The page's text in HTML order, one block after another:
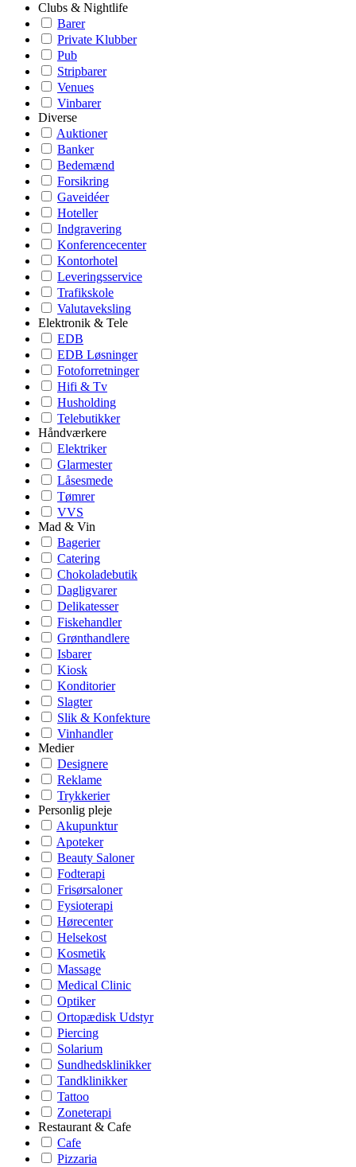
Clubs & Nightlife
Barer
Private Klubber
Pub
Stripbarer
Venues
Vinbarer
Diverse
Auktioner
Banker
Bedemænd
Forsikring
Gaveidéer
Hoteller
Indgravering
Konferencecenter
Kontorhotel
Leveringsservice
Trafikskole
Valutaveksling
Elektronik & Tele
EDB
EDB Løsninger
Fotoforretninger
Hifi & Tv
Husholding
Telebutikker
Håndværkere
Elektriker
Glarmester
Låsesmede
Tømrer
VVS
Mad & Vin
Bagerier
Catering
Chokoladebutik
Dagligvarer
Delikatesser
Fiskehandler
Grønthandlere
Isbarer
Kiosk
Konditorier
Slagter
Slik & Konfekture
Vinhandler
Medier
Designere
Reklame
Trykkerier
Personlig pleje
Akupunktur
Apoteker
Beauty Saloner
Fodterapi
Frisørsaloner
Fysioterapi
Hørecenter
Helsekost
Kosmetik
Massage
Medical Clinic
Optiker
Ortopædisk Udstyr
Piercing
Solarium
Sundhedsklinikker
Tandklinikker
Tattoo
Zoneterapi
Restaurant & Cafe
Cafe
Pizzaria